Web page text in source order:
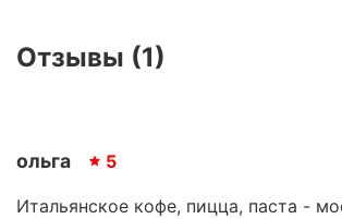
Отзывы (1)
ольга 5
Итальянское кофе, пицца, паста -